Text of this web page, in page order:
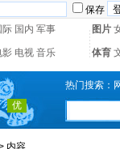
保存
际 国内 军事 图片
影 电视 音乐 体育
热门搜索：
内容